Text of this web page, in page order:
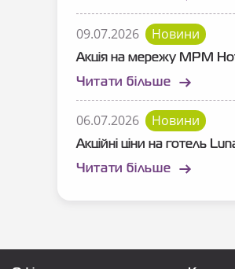
09.07.2026 Новини
Акція на мережу MPM
Читати більше
06.07.2026 Новини
Акційні ціни на готель
Читати більше